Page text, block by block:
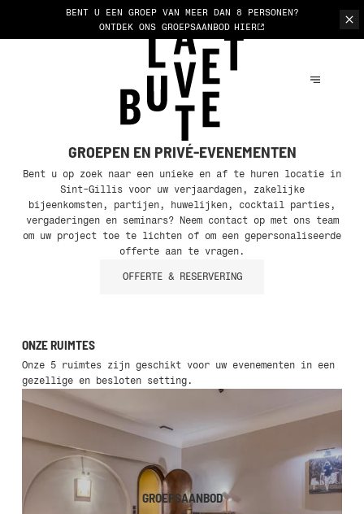
BENT U EEN GROEP VAN MEER DAN 8 PERSONEN?
ONTDEK ONS GROEPSAANBOD HIER
GROEPEN EN PRIVÉ-EVENEMENTEN
Bent u op zoek naar een unieke en af te huren locatie in
Sint-Gillis voor uw verjaardagen, zakelijke
bijeenkomsten, partijen, huwelijken, cocktail parties,
vergaderingen en seminars? Neem contact op met ons team
om uw project toe te lichten of om een gepersonaliseerde
offerte aan te vragen.
OFFERTE & RESERVERING
ONZE RUIMTES
Onze 5 ruimtes zijn geschikt voor uw evenementen in een
gezellige en besloten setting.
GROEPSAANBOD